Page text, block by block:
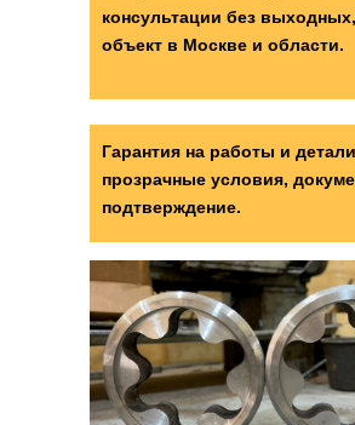
консультации без
объект в Москве и области.
Гарантия на работы и
прозрачные условия,
подтверждение.
Наша деятельность